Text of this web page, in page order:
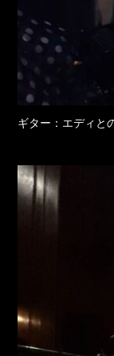
ギター：エディと